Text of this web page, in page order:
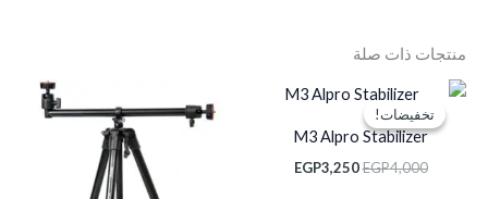
منتجات ذات صلة
تخفيضات!
تخفيضات!
M3 Alpro Stabilizer
EGP4,000
السعر
الأصلي
EGP4,000.
EGP3,250
السعر
الحالي
EGP3,250.